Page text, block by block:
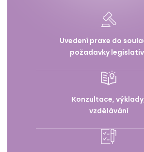
Uvedení praxe do
požadavky
Konzultace,
vzdělávání